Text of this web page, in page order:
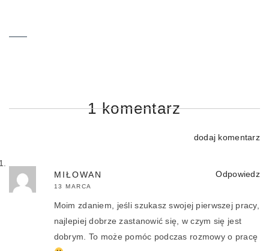
1 komentarz
dodaj komentarz
MIŁOWAN
13 MARCA
Odpowiedz
Moim zdaniem, jeśli szukasz swojej pierwszej pracy,
najlepiej dobrze zastanowić się, w czym się jest
dobrym. To może pomóc podczas rozmowy o pracę